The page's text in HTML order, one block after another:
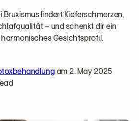
lindert Kieferschmerzen,
– und schenkt dir ein
Gesichtsprofil.
am 2. May 2025